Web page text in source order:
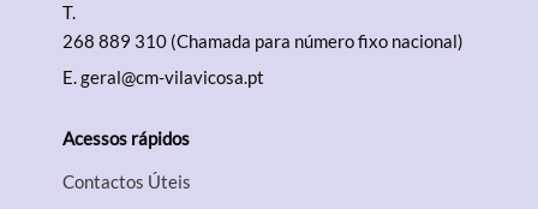
T.
268 889 310 (Chamada para número fixo nacional)
E.geral@cm-vilavicosa.pt
Acessos rápidos
Contactos Úteis